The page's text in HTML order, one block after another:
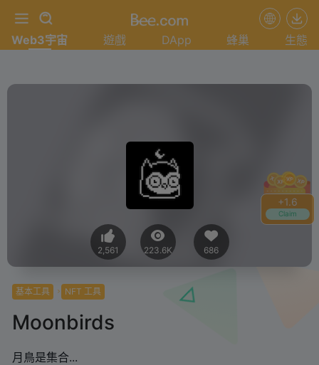
+1.6
Claim
Web3宇宙 遊戲 DApp 蜂巢 生態
2,561 223.6K 686
基本工具 NFT 工具
Moonbirds
月鳥是集合...